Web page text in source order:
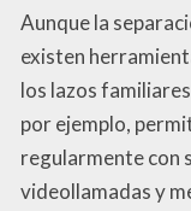
Aunque la
existen
los lazos
por ejemplo,
regularmente con
videollamadas y